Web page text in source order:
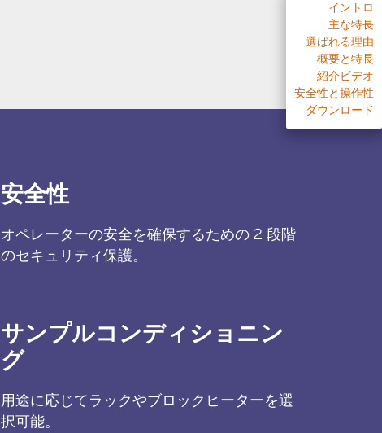
イントロ
主な特長
選ばれる理由
概要と特長
紹介ビデオ
安全性と操作性
ダウンロード
安全性
オペレーターの安全を確保するための 2 段階
のセキュリティ保護。
サンプルコンディショニン
グ
用途に応じてラックやブロックヒーターを選
択可能。